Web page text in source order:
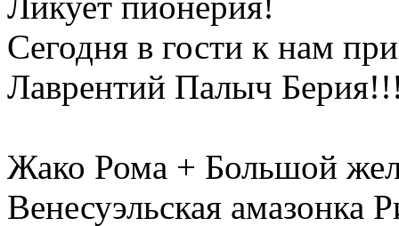
Сегодня в гости к нам
Лаврентий Палыч
Жако Рома + Большой
Венесуэльская